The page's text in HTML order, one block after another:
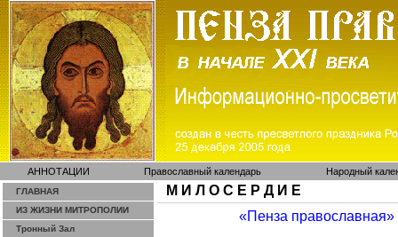
АННОТАЦИИ Православный календарь Народный
ГЛАВНАЯ
ИЗ ЖИЗНИ МИТРОПОЛИИ
Тронный Зал
М И Л О С Е Р Д И Е
«Пенза